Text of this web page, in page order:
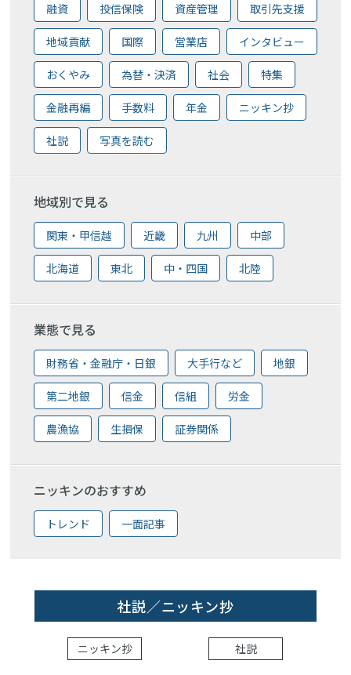
融資 投信保険 資産管理 取引先支援
地域貢献 国際 営業店 インタビュー
おくやみ 為替・決済 社会 特集
金融再編 手数料 年金 ニッキン抄
社説 写真を読む
地域別で見る
関東・甲信越 近畿 九州 中部
北海道 東北 中・四国 北陸
業態で見る
財務省・金融庁・日銀 大手行など 地銀
第二地銀 信金 信組 労金
農漁協 生損保 証券関係
ニッキンのおすすめ
トレンド 一面記事
社説／ニッキン抄
ニッキン抄 社説